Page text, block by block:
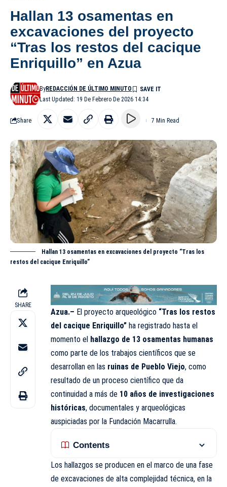
Hallan 13 osamentas en
excavaciones del proyecto
“Tras los restos del cacique
Enriquillo” en Azua
Last Updated: 19 De Febrero De 2026 14:34
ByREDACCIÓN DE ÚLTIMO MINUTO
Share 7 Min Read
Hallan 13 osamentas en excavaciones del proyecto “Tras los
restos del cacique Enriquillo”
SHARE
Azua.– El proyecto arqueológico “Tras los restos
del cacique Enriquillo” ha registrado hasta el
momento el hallazgo de 13 osamentas humanas
como parte de los trabajos científicos que se
desarrollan en las ruinas de Pueblo Viejo, como
resultado de un proceso científico que da
continuidad a más de 10 años de investigaciones
históricas, documentales y arqueológicas
auspiciadas por la Fundación Macarrulla.
Contents
Los hallazgos se producen en el marco de una fase
de excavaciones de alta complejidad técnica, en la